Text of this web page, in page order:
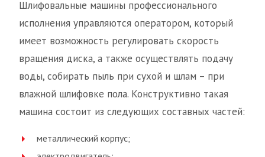
Шлифовальные машины профессионального
исполнения управляются оператором, который
имеет возможность регулировать скорость
вращения диска, а также осуществлять подачу
воды, собирать пыль при сухой и шлам – при
влажной шлифовке пола. Конструктивно такая
машина состоит из следующих составных частей:
металлический корпус;